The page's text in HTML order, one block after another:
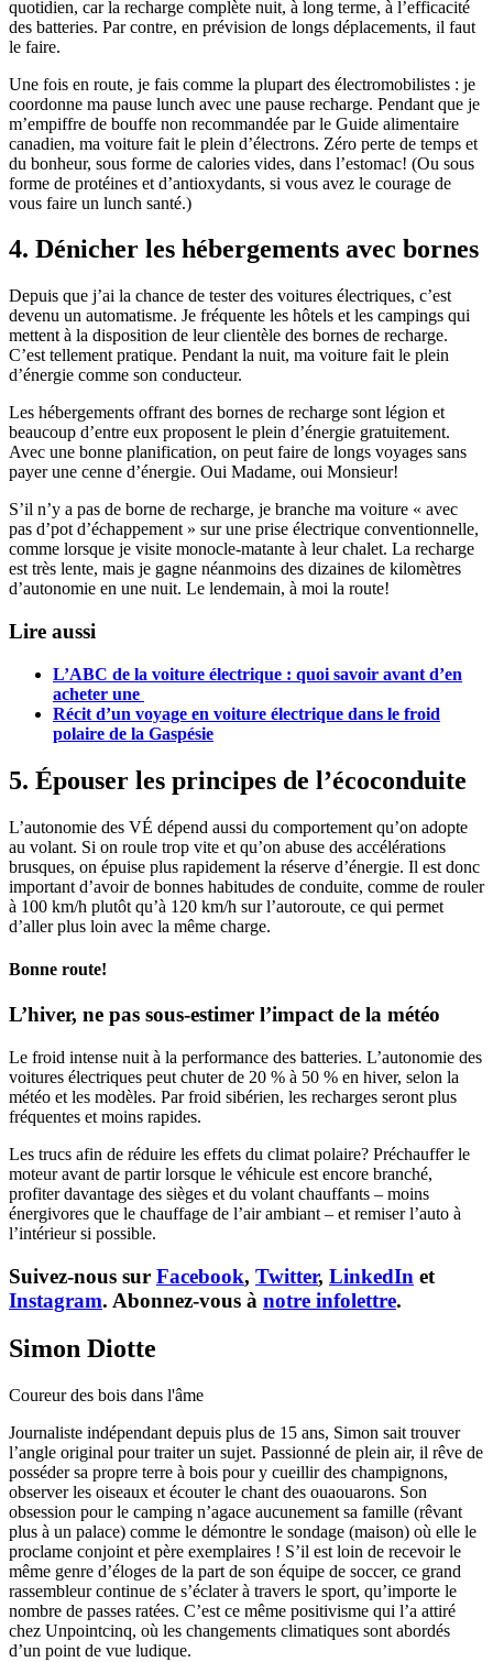
quotidien, car la recharge complète nuit, à long terme, à l’efficacité
des batteries. Par contre, en prévision de longs déplacements, il faut
le faire.
Une fois en route, je fais comme la plupart des électromobilistes : je
coordonne ma pause lunch avec une pause recharge. Pendant que je
m’empiffre de bouffe non recommandée par le Guide alimentaire
canadien, ma voiture fait le plein d’électrons. Zéro perte de temps et
du bonheur, sous forme de calories vides, dans l’estomac! (Ou sous
forme de protéines et d’antioxydants, si vous avez le courage de
vous faire un lunch santé.)
4. Dénicher les hébergements avec bornes
Depuis que j’ai la chance de tester des voitures électriques, c’est
devenu un automatisme. Je fréquente les hôtels et les campings qui
mettent à la disposition de leur clientèle des bornes de recharge.
C’est tellement pratique. Pendant la nuit, ma voiture fait le plein
d’énergie comme son conducteur.
Les hébergements offrant des bornes de recharge sont légion et
beaucoup d’entre eux proposent le plein d’énergie gratuitement.
Avec une bonne planification, on peut faire de longs voyages sans
payer une cenne d’énergie. Oui Madame, oui Monsieur!
S’il n’y a pas de borne de recharge, je branche ma voiture « avec
pas d’pot d’échappement » sur une prise électrique conventionnelle,
comme lorsque je visite monocle-matante à leur chalet. La recharge
est très lente, mais je gagne néanmoins des dizaines de kilomètres
d’autonomie en une nuit. Le lendemain, à moi la route!
Lire aussi
L’ABC de la voiture électrique : quoi savoir avant d’en
acheter une
Récit d’un voyage en voiture électrique dans le froid
polaire de la Gaspésie
5. Épouser les principes de l’écoconduite
L’autonomie des VÉ dépend aussi du comportement qu’on adopte
au volant. Si on roule trop vite et qu’on abuse des accélérations
brusques, on épuise plus rapidement la réserve d’énergie. Il est donc
important d’avoir de bonnes habitudes de conduite, comme de rouler
à 100 km/h plutôt qu’à 120 km/h sur l’autoroute, ce qui permet
d’aller plus loin avec la même charge.
Bonne route!
L’hiver, ne pas sous-estimer l’impact de la météo
Le froid intense nuit à la performance des batteries. L’autonomie des
voitures électriques peut chuter de 20 % à 50 % en hiver, selon la
météo et les modèles. Par froid sibérien, les recharges seront plus
fréquentes et moins rapides.
Les trucs afin de réduire les effets du climat polaire? Préchauffer le
moteur avant de partir lorsque le véhicule est encore branché,
profiter davantage des sièges et du volant chauffants – moins
énergivores que le chauffage de l’air ambiant – et remiser l’auto à
l’intérieur si possible.
Suivez-nous sur Facebook, Twitter, LinkedIn et
Instagram. Abonnez-vous à notre infolettre.
Simon Diotte
Coureur des bois dans l'âme
Journaliste indépendant depuis plus de 15 ans, Simon sait trouver
l’angle original pour traiter un sujet. Passionné de plein air, il rêve de
posséder sa propre terre à bois pour y cueillir des champignons,
observer les oiseaux et écouter le chant des ouaouarons. Son
obsession pour le camping n’agace aucunement sa famille (rêvant
plus à un palace) comme le démontre le sondage (maison) où elle le
proclame conjoint et père exemplaires ! S’il est loin de recevoir le
même genre d’éloges de la part de son équipe de soccer, ce grand
rassembleur continue de s’éclater à travers le sport, qu’importe le
nombre de passes ratées. C’est ce même positivisme qui l’a attiré
chez Unpointcinq, où les changements climatiques sont abordés
d’un point de vue ludique.